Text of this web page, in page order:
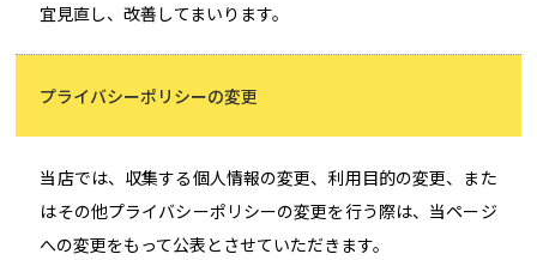
宜見直し、改善してまいります。
プライバシーポリシーの変更
当店では、収集する個人情報の変更、利用目的の変更、また
はその他プライバシーポリシーの変更を行う際は、当ページ
への変更をもって公表とさせていただきます。